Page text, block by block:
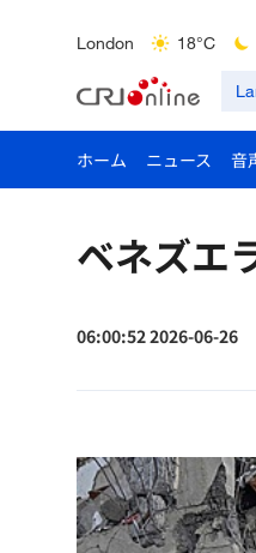
London
18°C
Sydney
23°C
ホーム ニュース 音
ベネズエ
06:00:52 2026-06-26